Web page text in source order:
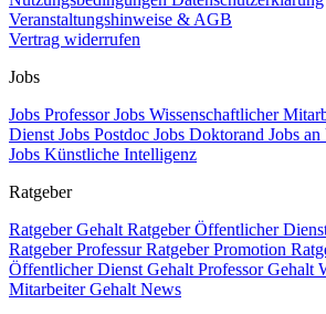
Veranstaltungshinweise & AGB
Vertrag widerrufen
Jobs
Jobs ProfessorJobs Wissenschaftlicher
Dienst Jobs Postdoc Jobs Doktorand Jobs
Jobs Künstliche Intelligenz
Ratgeber
Ratgeber Gehalt Ratgeber Öffentlicher
Ratgeber ProfessurRatgeber Promotion
Öffentlicher Dienst Gehalt Professor Gehalt
Mitarbeiter Gehalt News